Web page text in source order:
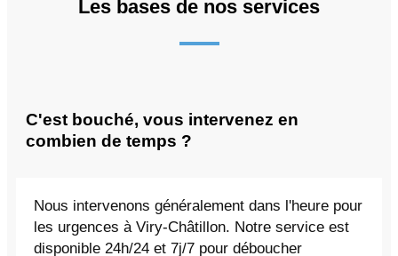
Les bases de nos services
C'est bouché, vous intervenez en
combien de temps ?
Nous intervenons généralement dans l'heure pour
les urgences à Viry-Châtillon. Notre service est
disponible 24h/24 et 7j/7 pour déboucher